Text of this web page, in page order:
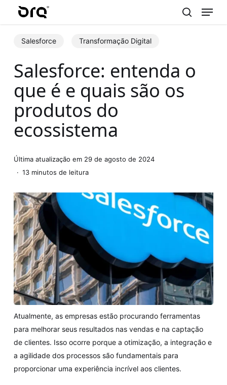
content
Menu
Salesforce Transformação Digital
Salesforce: entenda o
que é e quais são os
produtos do
ecossistema
Última atualização em 29 de agosto de 2024
13 minutos de leitura
Atualmente, as empresas estão procurando ferramentas
para melhorar seus resultados nas vendas e na captação
de clientes. Isso ocorre porque a otimização, a integração e
a agilidade dos processos são fundamentais para
proporcionar uma experiência incrível aos clientes.